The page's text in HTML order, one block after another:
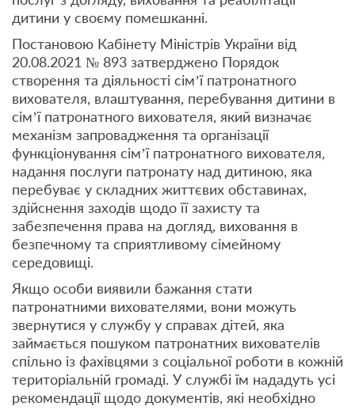
дитини у своєму помешканні.
Постановою Кабінету Міністрів України від
20.08.2021 № 893 затверджено Порядок
створення та діяльності сім’ї патронатного
вихователя, влаштування, перебування дитини в
сім’ї патронатного вихователя, який визначає
механізм запровадження та організації
функціонування сім’ї патронатного вихователя,
надання послуги патронату над дитиною, яка
перебуває у складних життєвих обставинах,
здійснення заходів щодо її захисту та
забезпечення права на догляд, виховання в
безпечному та сприятливому сімейному
середовищі.
Якщо особи виявили бажання стати
патронатними вихователями, вони можуть
звернутися у службу у справах дітей, яка
займається пошуком патронатних вихователів
спільно із фахівцями з соціальної роботи в кожній
територіальній громаді. У службі їм нададуть усі
рекомендації щодо документів, які необхідно